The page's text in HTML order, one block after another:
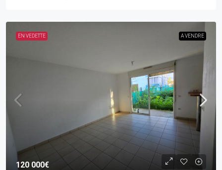
EN VEDETTE A VENDRE
120 000€